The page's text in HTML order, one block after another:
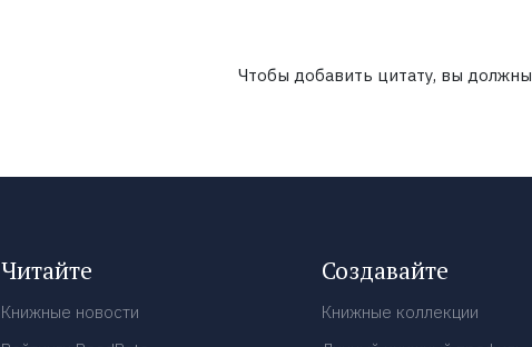
Чтобы добавить цитату, вы должны
Читайте
Книжные новости
Создавайте
Книжные коллекции